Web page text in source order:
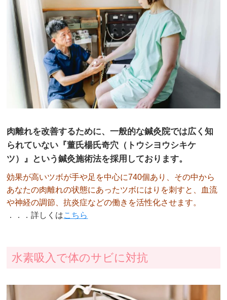
肉離れを改善するために、一般的な鍼灸院では広く知
られていない『董氏楊氏奇穴（トウシヨウシキケ
ツ）』という鍼灸施術法を採用しております。
効果が高いツボが手や足を中心に740個あり、その中から
あなたの肉離れの状態にあったツボにはりを刺すと、血流
や神経の調節、抗炎症などの働きを活性化させます。
．．．詳しくはこちら
水素吸入で体のサビに対抗